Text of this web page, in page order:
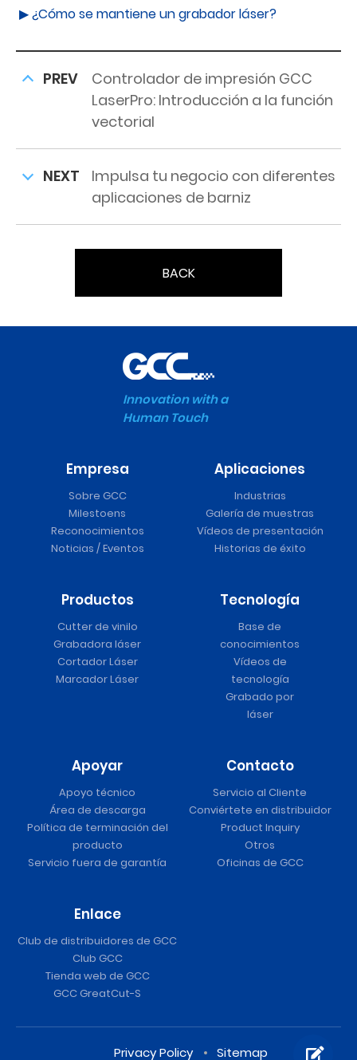
▶ ¿Cómo se mantiene un grabador láser?
PREV
Controlador de impresión GCC
LaserPro: Introducción a la función
vectorial
NEXT
Impulsa tu negocio con diferentes
aplicaciones de barniz
BACK
Innovation with a
Human Touch
Empresa
Sobre GCC
Milestoens
Reconocimientos
Noticias / Eventos
Aplicaciones
Industrias
Galería de muestras
Vídeos de presentación
Historias de éxito
Productos
Cutter de vinilo
Grabadora láser
Cortador Láser
Marcador Láser
Tecnología
Base de
conocimientos
Vídeos de
tecnología
Grabado por
láser
Apoyar
Apoyo técnico
Área de descarga
Política de terminación del
producto
Servicio fuera de garantía
Contacto
Servicio al Cliente
Conviértete en distribuidor
Product Inquiry
Otros
Oficinas de GCC
Enlace
Club de distribuidores de GCC
Club GCC
Tienda web de GCC
GCC GreatCut-S
Privacy Policy Sitemap